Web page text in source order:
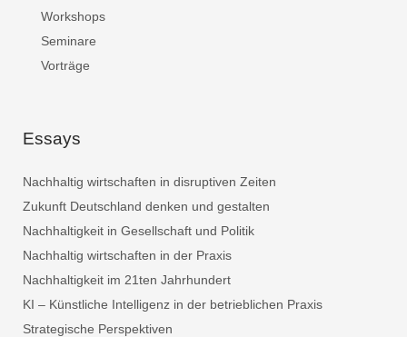
Workshops
Seminare
Vorträge
Essays
Nachhaltig wirtschaften in disruptiven Zeiten
Zukunft Deutschland denken und gestalten
Nachhaltigkeit in Gesellschaft und Politik
Nachhaltig wirtschaften in der Praxis
Nachhaltigkeit im 21ten Jahrhundert
KI – Künstliche Intelligenz in der betrieblichen Praxis
Strategische Perspektiven